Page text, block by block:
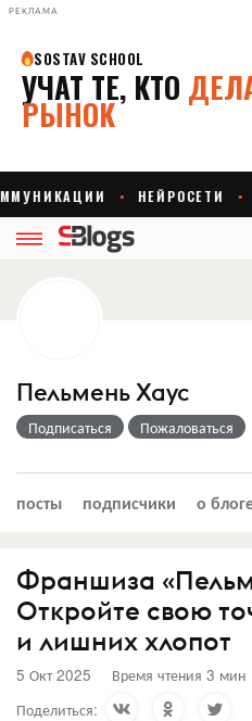
РЕКЛАМА
Пельмень Хаус
Подписаться Пожаловаться
посты подписчики о
Франшиза
Откройте свою
и лишних хлопот
5 Окт 2025 Время чтения 3 мин
Поделиться: